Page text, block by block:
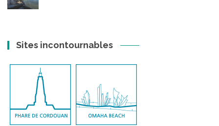
Sites incontournables